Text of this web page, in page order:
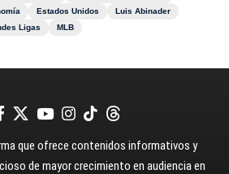
Estados Unidos
Luis Abinader
Ligas MLB
que ofrece contenidos informativos y
de mayor crecimiento en audiencia en